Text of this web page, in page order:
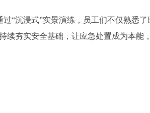
沉浸式”实景演练，员工们不仅熟悉了
夯实安全基础，让应急处置成为本能